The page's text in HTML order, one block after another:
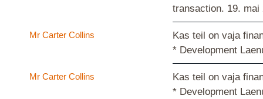
transaction. 19. mai
Mr Carter Collins
Kas teil on vaja
* Development
Mr Carter Collins
Kas teil on vaja
* Development